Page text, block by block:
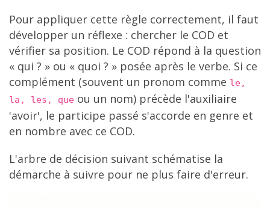
Pour appliquer cette règle correctement, il faut
développer un réflexe : chercher le COD et
vérifier sa position. Le COD répond à la question
« qui ? » ou « quoi ? » posée après le verbe. Si ce
complément (souvent un pronom comme le,
la, les, que ou un nom) précède l'auxiliaire
'avoir', le participe passé s'accorde en genre et
en nombre avec ce COD.
L'arbre de décision suivant schématise la
démarche à suivre pour ne plus faire d'erreur.